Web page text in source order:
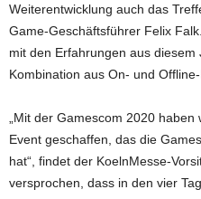
Weiterentwicklung auch das
Game-Geschäftsführer Felix
mit den Erfahrungen aus
Kombination aus On- und
„Mit der Gamescom 2020
Event geschaffen, das die
hat“, findet der KoelnMesse-
versprochen, dass in den vier